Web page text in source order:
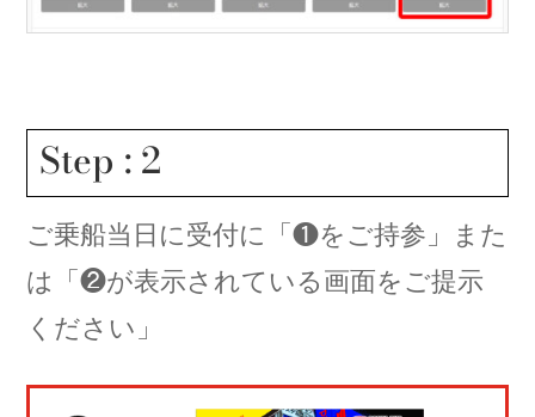
Step : 2
ご乗船当日に受付に「❶をご持参」また
は「❷が表示されている画面をご提示
ください」